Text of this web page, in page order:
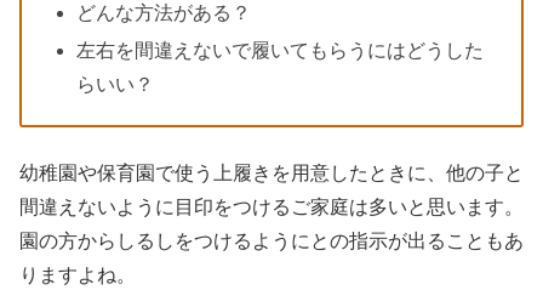
どんな方法がある？
左右を間違えないで履いてもらうにはどうした
らいい？
幼稚園や保育園で使う上履きを用意したときに、他の子と
間違えないように目印をつけるご家庭は多いと思います。
園の方からしるしをつけるようにとの指示が出ることもあ
りますよね。